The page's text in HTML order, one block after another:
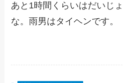
あと1時間くらいはだいじ
な。雨男はタイヘンです。